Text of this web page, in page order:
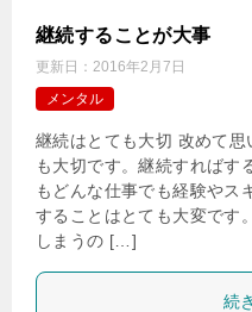
継続することが大事
更新日： 2016年2月7日
メンタル
継続はとても大切 改めて
も大切です。継続すればす
もどんな仕事でも経験やス
することはとても大変です
しまうの […]
続